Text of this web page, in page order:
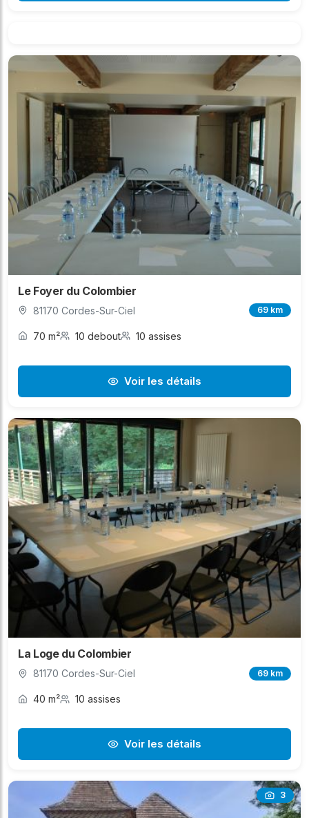
Le Foyer du Colombier
81170 Cordes-Sur-Ciel 69 km
70 m² 10 debout 10 assises
Voir les détails
La Loge du Colombier
81170 Cordes-Sur-Ciel 69 km
40 m² 10 assises
Voir les détails
3